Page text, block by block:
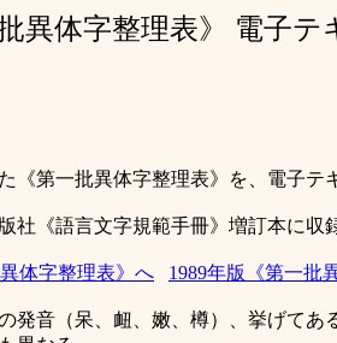
批異体字整理表》 電子テ
第一批異体字整理表》を、電子テ
《語言文字規範手冊》増訂本に収
体字整理表》へ 1989年版《第一批
音（呆、衄、嫩、樽）、挙げて